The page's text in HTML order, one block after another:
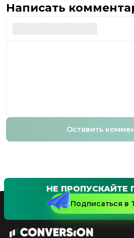
Написать
Оставить
НЕ ПРОПУСКАЙТЕ
Подписаться в